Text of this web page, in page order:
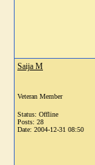
Saija M
Veteran Member
Status: Offline
Posts: 28
Date: 2004-12-31 08:50